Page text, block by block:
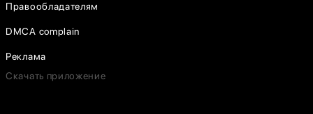
Правообладателям
DMCA complain
Реклама
Скачать приложение